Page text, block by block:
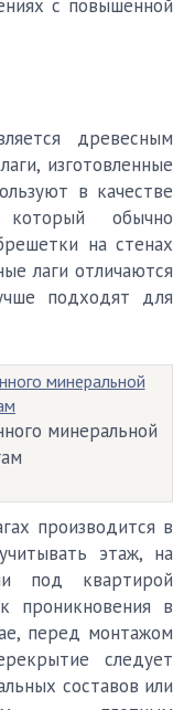
с повышенной
древесным
изготовленные
в качестве
обычно
на стенах
лаги отличаются
подходят для
минеральной
производится в
этаж, на
под квартирой
проникновения в
перед монтажом
следует
составов или